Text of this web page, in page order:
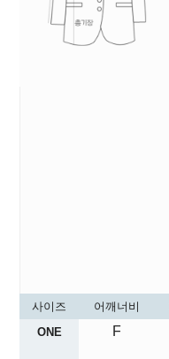
사이즈
어깨너비
ONE
F